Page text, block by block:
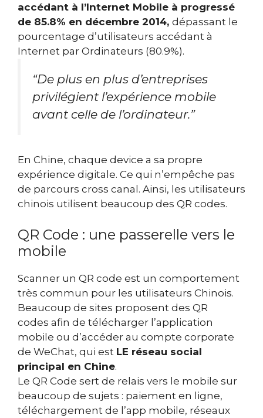
accédant à l’Internet Mobile à progressé
de 85.8% en décembre 2014, dépassant le
pourcentage d’utilisateurs accédant à
Internet par Ordinateurs (80.9%).
“De plus en plus d’entreprises
privilégient l’expérience mobile
avant celle de l’ordinateur.”
En Chine, chaque device a sa propre
expérience digitale. Ce qui n’empêche pas
de parcours cross canal. Ainsi, les utilisateurs
chinois utilisent beaucoup des QR codes.
QR Code : une passerelle vers le
mobile
Scanner un QR code est un comportement
très commun pour les utilisateurs Chinois.
Beaucoup de sites proposent des QR
codes afin de télécharger l’application
mobile ou d’accéder au compte corporate
de WeChat, qui est LE réseau social
principal en Chine.
Le QR Code sert de relais vers le mobile sur
beaucoup de sujets : paiement en ligne,
téléchargement de l’app mobile, réseaux